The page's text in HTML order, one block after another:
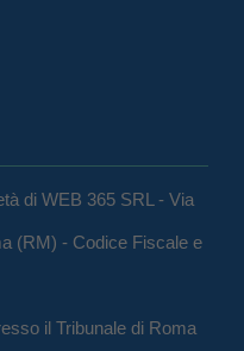
di WEB 365 SRL - Via
(RM) - Codice Fiscale e
il Tribunale di Roma